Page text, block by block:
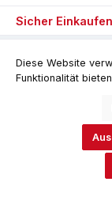
Sicher Einkaufen
Alle Preise inkl.
© 2026
Diese Website
Funktionalität